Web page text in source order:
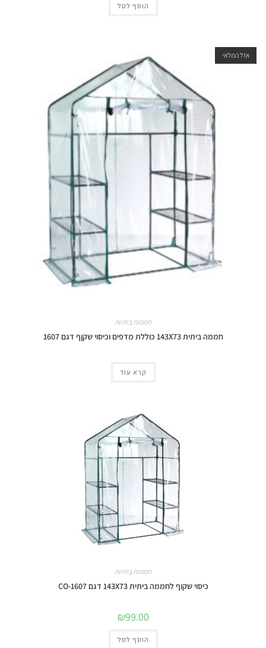
הוסף לסל
אזל המלאי
חממות ביתיות
חממה ביתית 143X73 כוללת מדפים וכיסוי שקןף דגם 1607
קרא עוד
חממות ביתיות
כיסוי שקוף לחממה ביתית 143X73 דגם 1607-CO
₪99.00
הוסף לסל